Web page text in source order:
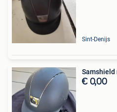
Sint-Denijs
Samshield
€ 0,00